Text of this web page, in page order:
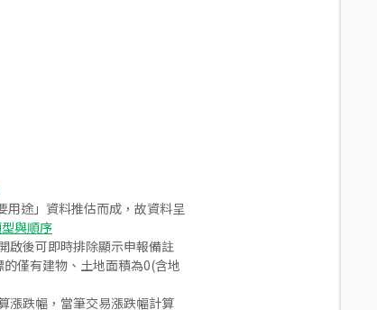
用途」資料推估而成，故資料呈
與順序
啟後可即時排除顯示申報備註
僅有建物、土地面積為0(含地
漲跌幅，當筆交易漲跌幅計算